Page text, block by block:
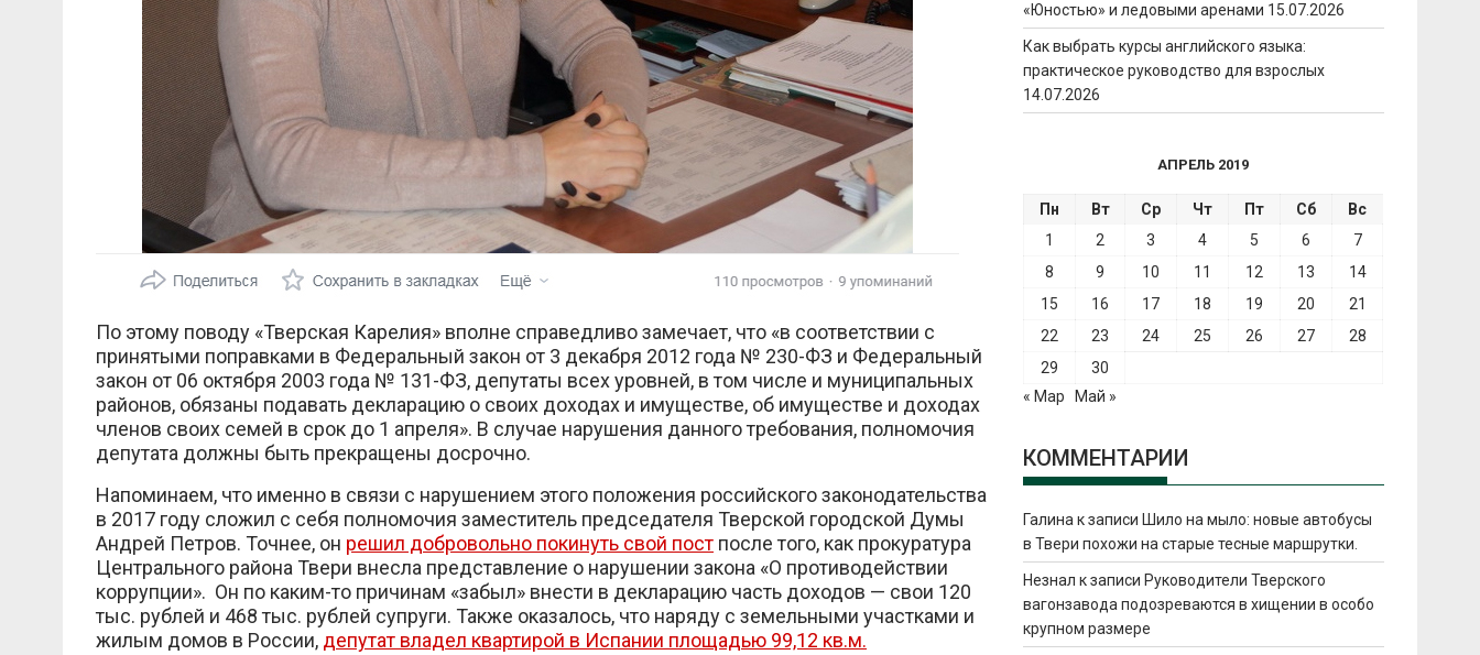
По этому поводу «Тверская Карелия» вполне справедливо замечает, что «в соответствии с
принятыми поправками в Федеральный закон от 3 декабря 2012 года № 230-ФЗ и Федеральный
закон от 06 октября 2003 года № 131-ФЗ, депутаты всех уровней, в том числе и муниципальных
районов, обязаны подавать декларацию о своих доходах и имуществе, об имуществе и доходах
членов своих семей в срок до 1 апреля». В случае нарушения данного требования, полномочия
депутата должны быть прекращены досрочно.
Напоминаем, что именно в связи с нарушением этого положения российского законодательства
в 2017 году сложил с себя полномочия заместитель председателя Тверской городской Думы
Андрей Петров. Точнее, он решил добровольно покинуть свой пост после того, как прокуратура
Центрального района Твери внесла представление о нарушении закона «О противодействии
коррупции». Он по каким-то причинам «забыл» внести в декларацию часть доходов — свои 120
тыс. рублей и 468 тыс. рублей супруги. Также оказалось, что наряду с земельными участками и
жилым домов в России, депутат владел квартирой в Испании площадью 99,12 кв.м.
«Юностью» и ледовыми аренами 15.07.2026
Как выбрать курсы английского языка:
практическое руководство для взрослых
14.07.2026
АПРЕЛЬ 2019
Пн Вт Ср Чт Пт Сб
Вс
1
2 3 4 5 6
7
8
9 10 11 12 13
14
15
16 17 18 19 20
21
22
23 24 25 26 27
28
29
30
« Мар
Май »
КОММЕНТАРИИ
Галина к записи Шило на мыло: новые автобусы
в Твери похожи на старые тесные маршрутки.
Незнал к записи Руководители Тверского
вагонзавода подозреваются в хищении в особо
крупном размере